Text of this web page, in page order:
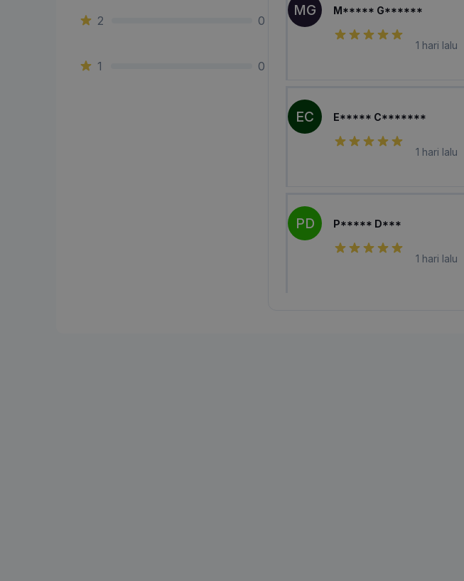
2 0
1 0
MG M***** G******
1 hari lalu
EC E***** C*******
1 hari lalu
PD P***** D***
1 hari lalu